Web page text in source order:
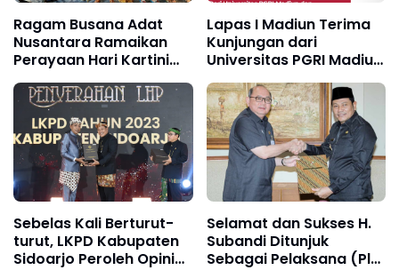
Ragam Busana Adat
Nusantara Ramaikan
Perayaan Hari Kartini
2024
Lapas I Madiun Terima
Kunjungan dari
Universitas PGRI Madiun
dan University of
Science and Technology
Filipina
Sebelas Kali Berturut-
turut, LKPD Kabupaten
Sidoarjo Peroleh Opini
Selamat dan Sukses H.
Subandi Ditunjuk
Sebagai Pelaksana (Plt)